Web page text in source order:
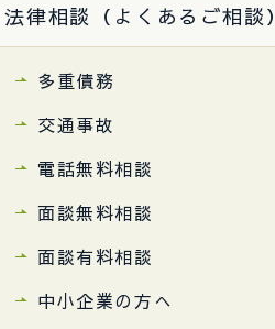
法律相談（よくあるご相談）
多重債務
交通事故
電話無料相談
面談無料相談
面談有料相談
中小企業の方へ